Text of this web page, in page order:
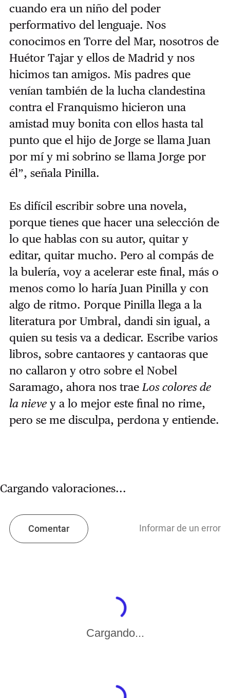
cuando era un niño del poder
performativo del lenguaje. Nos
conocimos en Torre del Mar, nosotros de
Huétor Tajar y ellos de Madrid y nos
hicimos tan amigos. Mis padres que
venían también de la lucha clandestina
contra el Franquismo hicieron una
amistad muy bonita con ellos hasta tal
punto que el hijo de Jorge se llama Juan
por mí y mi sobrino se llama Jorge por
él”, señala Pinilla.
Es difícil escribir sobre una novela,
porque tienes que hacer una selección de
lo que hablas con su autor, quitar y
editar, quitar mucho. Pero al compás de
la bulería, voy a acelerar este final, más o
menos como lo haría Juan Pinilla y con
algo de ritmo. Porque Pinilla llega a la
literatura por Umbral, dandi sin igual, a
quien su tesis va a dedicar. Escribe varios
libros, sobre cantaores y cantaoras que
no callaron y otro sobre el Nobel
Saramago, ahora nos trae Los colores de
la nievey a lo mejor este final no rime,
pero se me disculpa, perdona y entiende.
Cargando valoraciones...
Comentar Informar de un error
Cargando...